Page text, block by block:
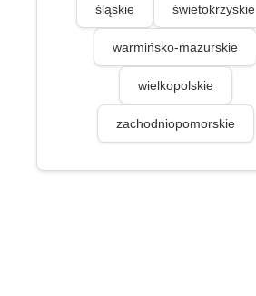
śląskie świetokrzyskie
warmińsko-mazurskie
wielkopolskie
zachodniopomorskie